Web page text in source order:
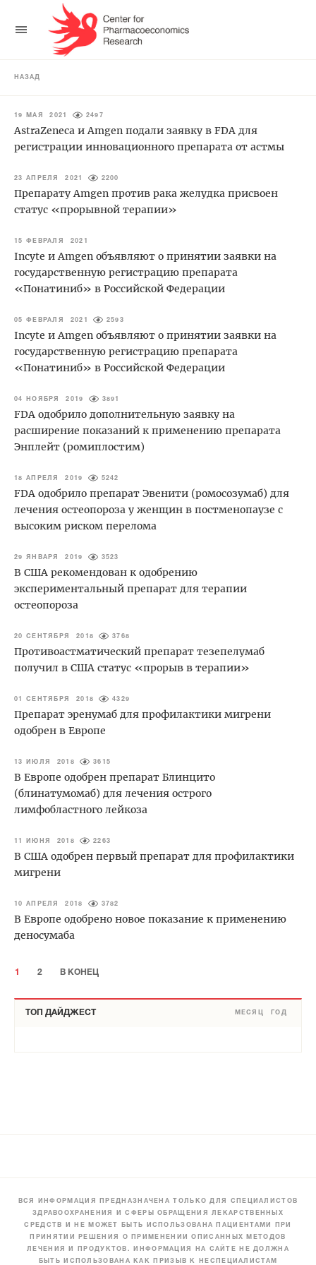
НАЗАД
19 МАЯ 2021 2497
AstraZeneca и Amgen подали заявку в FDA для
регистрации инновационного препарата от астмы
23 АПРЕЛЯ 2021 2200
Препарату Amgen против рака желудка присвоен
статус «прорывной терапии»
15 ФЕВРАЛЯ 2021
Incyte и Amgen объявляют о принятии заявки на
государственную регистрацию препарата
«Понатиниб» в Российской Федерации
05 ФЕВРАЛЯ 2021 2593
Incyte и Amgen объявляют о принятии заявки на
государственную регистрацию препарата
«Понатиниб» в Российской Федерации
04 НОЯБРЯ 2019 3891
FDA одобрило дополнительную заявку на
расширение показаний к применению препарата
Энплейт (ромиплостим)
18 АПРЕЛЯ 2019 5242
FDA одобрило препарат Эвенити (ромосозумаб) для
лечения остеопороза у женщин в постменопаузе с
высоким риском перелома
29 ЯНВАРЯ 2019 3523
В США рекомендован к одобрению
экспериментальный препарат для терапии
остеопороза
20 СЕНТЯБРЯ 2018 3768
Противоастматический препарат тезепелумаб
получил в США статус «прорыв в терапии»
01 СЕНТЯБРЯ 2018 4329
Препарат эренумаб для профилактики мигрени
одобрен в Европе
13 ИЮЛЯ 2018 3615
В Европе одобрен препарат Блинцито
(блинатумомаб) для лечения острого
лимфобластного лейкоза
11 ИЮНЯ 2018 2263
В США одобрен первый препарат для профилактики
мигрени
10 АПРЕЛЯ 2018 3782
В Европе одобрено новое показание к применению
деносумаба
1 2 В КОНЕЦ
ТОП ДАЙДЖЕСТ МЕСЯЦ ГОД
ВСЯ ИНФОРМАЦИЯ ПРЕДНАЗНАЧЕНА ТОЛЬКО ДЛЯ СПЕЦИАЛИСТОВ
ЗДРАВООХРАНЕНИЯ И СФЕРЫ ОБРАЩЕНИЯ ЛЕКАРСТВЕННЫХ
СРЕДСТВ И НЕ МОЖЕТ БЫТЬ ИСПОЛЬЗОВАНА ПАЦИЕНТАМИ ПРИ
ПРИНЯТИИ РЕШЕНИЯ О ПРИМЕНЕНИИ ОПИСАННЫХ МЕТОДОВ
ЛЕЧЕНИЯ И ПРОДУКТОВ. ИНФОРМАЦИЯ НА САЙТЕ НЕ ДОЛЖНА
БЫТЬ ИСПОЛЬЗОВАНА КАК ПРИЗЫВ К НЕСПЕЦИАЛИСТАМ